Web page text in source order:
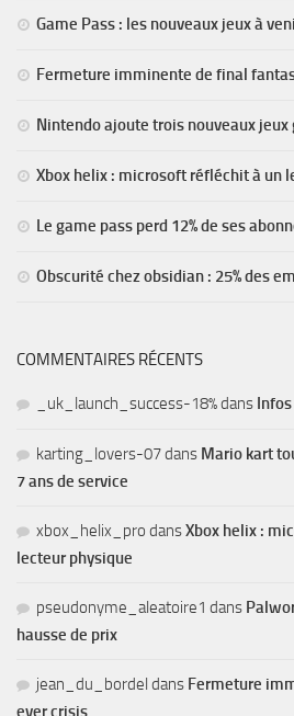
Game Pass : les nouveaux jeux à
Fermeture imminente de final
Nintendo ajoute trois nouveaux jeux
Xbox helix : microsoft réfléchit à un
Le game pass perd 12% de ses
Obscurité chez obsidian : 25% des
COMMENTAIRES RÉCENTS
_uk_launch_success-18%dans
karting_lovers-07dans Mario kart
7 ans de service
xbox_helix_pro dansXbox helix :
lecteur physique
pseudonyme_aleatoire1 dans
hausse de prix
jean_du_bordel dans Fermeture
ever crisis